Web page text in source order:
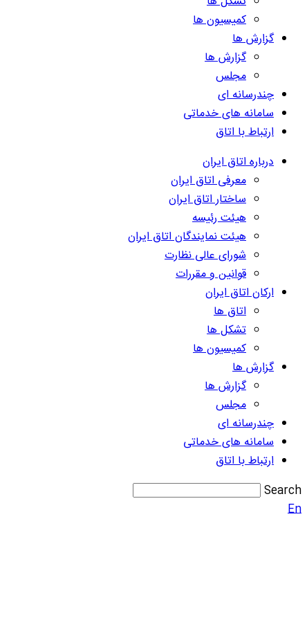
کمیسیون ها
گزارش ها
گزارش ها
مجلس
چندرسانه ای
سامانه های خدماتی
ارتباط با اتاق
درباره اتاق ایران
معرفی اتاق ایران
ساختار اتاق ایران
هیئت رئیسه
هیئت نمایندگان اتاق ایران
شورای عالی نظارت
قوانین و مقررات
ارکان اتاق ایران
اتاق ها
تشکل ها
کمیسیون ها
گزارش ها
گزارش ها
مجلس
چندرسانه ای
سامانه های خدماتی
ارتباط با اتاق
Search
En